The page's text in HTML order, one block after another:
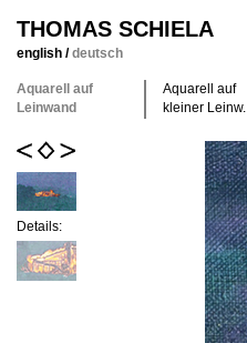
THOMAS SCHIELA
english /deutsch
Aquarell auf
Leinwand
Aquarell auf
kleiner Leinw.
Details: